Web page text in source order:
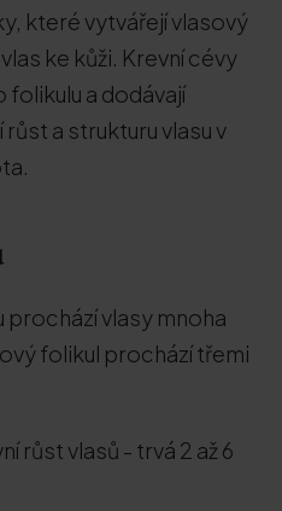
které vytvářejí vlasový
ke kůži. Krevní cévy
folikulu a dodávají
a strukturu vlasu v
vlasy mnoha
folikul prochází třemi
růst vlasů - trvá 2 až 6